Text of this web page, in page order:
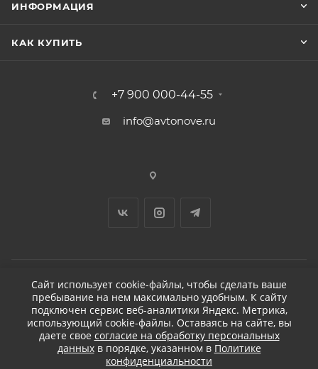
ИНФОРМАЦИЯ
КАК КУПИТЬ
+7 900 000-44-55
info@avtonove.ru
2026 © ДЕТЕЙЛИНГ-МАРКЕТ АВТОНОВЬЕ
Сайт использует cookie-файлы, чтобы сделать ваше
пребывание на нем максимально удобным. К cайту
подключен сервис веб-аналитики Яндекс. Метрика,
использующий cookie-файлы. Оставаясь на сайте, вы
даете свое согласие на обработку персональных
данныхв порядке, указанном в Политике
конфиденциальности